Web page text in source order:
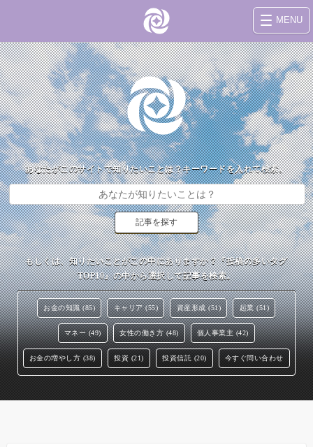
MENU
あなたがこのサイトで知りたいことは？キーワードを入れて検索。
もしくは、知りたいことがこの中にありますか？『投稿の多いタグ
TOP10』の中から選択して記事を検索。
お金の知識 (85) キャリア (55) 資産形成 (51) 起業 (51)
マネー (49) 女性の働き方 (48) 個人事業主 (42)
お金の増やし方 (38) 投資 (21) 投資信託 (20) 今すぐ問い合わせ